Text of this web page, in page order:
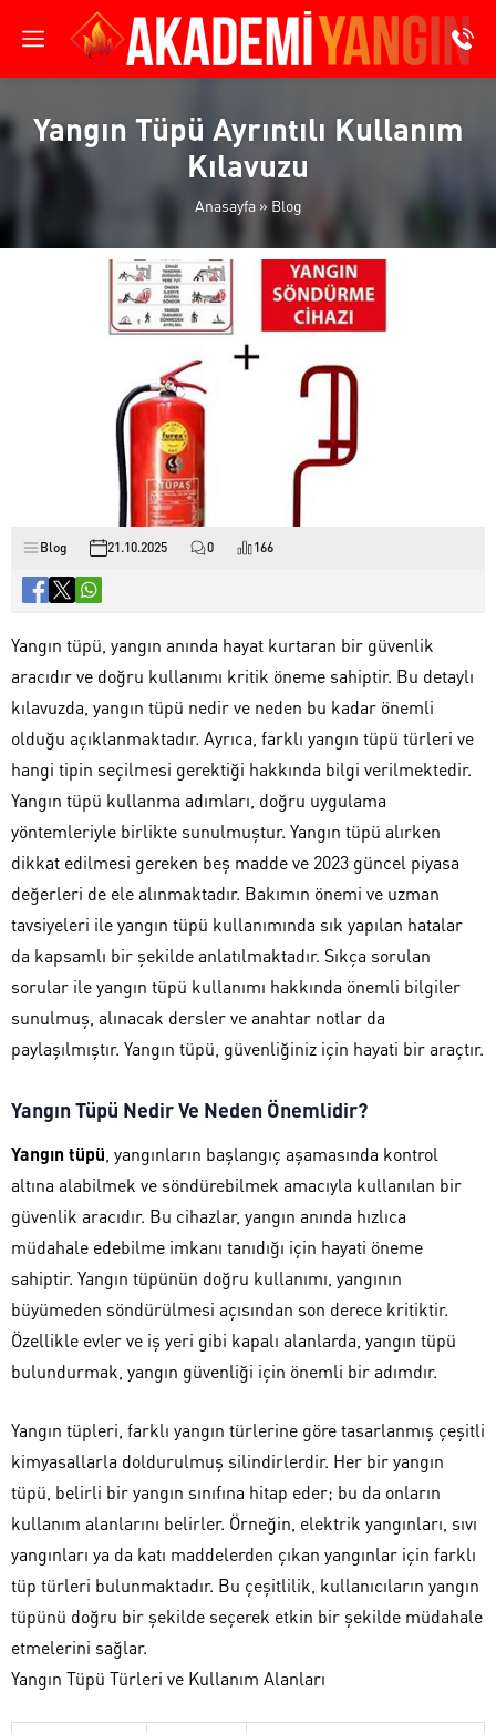
Yangın Tüpü Ayrıntılı Kullanım
Kılavuzu
Anasayfa» Blog
Blog 21.10.2025 0 166
Yangın tüpü, yangın anında hayat kurtaran bir güvenlik
aracıdır ve doğru kullanımı kritik öneme sahiptir. Bu detaylı
kılavuzda, yangın tüpü nedir ve neden bu kadar önemli
olduğu açıklanmaktadır. Ayrıca, farklı yangın tüpü türleri ve
hangi tipin seçilmesi gerektiği hakkında bilgi verilmektedir.
Yangın tüpü kullanma adımları, doğru uygulama
yöntemleriyle birlikte sunulmuştur. Yangın tüpü alırken
dikkat edilmesi gereken beş madde ve 2023 güncel piyasa
değerleri de ele alınmaktadır. Bakımın önemi ve uzman
tavsiyeleri ile yangın tüpü kullanımında sık yapılan hatalar
da kapsamlı bir şekilde anlatılmaktadır. Sıkça sorulan
sorular ile yangın tüpü kullanımı hakkında önemli bilgiler
sunulmuş, alınacak dersler ve anahtar notlar da
paylaşılmıştır. Yangın tüpü, güvenliğiniz için hayati bir araçtır.
Yangın Tüpü Nedir Ve Neden Önemlidir?
Yangın tüpü , yangınların başlangıç aşamasında kontrol
altına alabilmek ve söndürebilmek amacıyla kullanılan bir
güvenlik aracıdır. Bu cihazlar, yangın anında hızlıca
müdahale edebilme imkanı tanıdığı için hayati öneme
sahiptir. Yangın tüpünün doğru kullanımı, yangının
büyümeden söndürülmesi açısından son derece kritiktir.
Özellikle evler ve iş yeri gibi kapalı alanlarda, yangın tüpü
bulundurmak, yangın güvenliği için önemli bir adımdır.
Yangın tüpleri, farklı yangın türlerine göre tasarlanmış çeşitli
kimyasallarla doldurulmuş silindirlerdir. Her bir yangın
tüpü, belirli bir yangın sınıfına hitap eder; bu da onların
kullanım alanlarını belirler. Örneğin, elektrik yangınları, sıvı
yangınları ya da katı maddelerden çıkan yangınlar için farklı
tüp türleri bulunmaktadır. Bu çeşitlilik, kullanıcıların yangın
tüpünü doğru bir şekilde seçerek etkin bir şekilde müdahale
etmelerini sağlar.
Yangın Tüpü Türleri ve Kullanım Alanları